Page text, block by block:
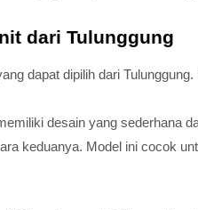
dari Tulunggung
dapat dipilih dari
desain yang sederhana
keduanya. Model ini cocok